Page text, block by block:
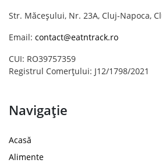
Str. Măceșului, Nr. 23A, Cluj-Napoca,
Email: contact@eatntrack.ro
CUI: RO39757359
Registrul Comerțului: J12/1798/2021
Navigație
Acasă
Alimente